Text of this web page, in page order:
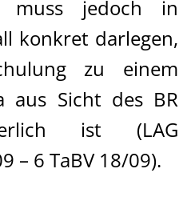
muss jedoch in
konkret darlegen,
zu einem
aus Sicht des BR
ist (LAG
– 6 TaBV 18/09).